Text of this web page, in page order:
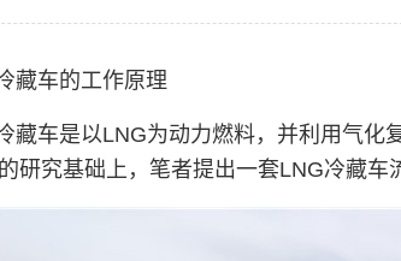
藏车的工作原理
藏车是以LNG为动力燃料，并利用气化
研究基础上，笔者提出一套LNG冷藏车